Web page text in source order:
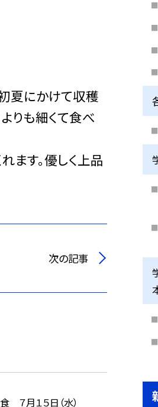
夏にかけて収穫
りも細くて食べ
ます。優しく上品
次の記事
７月１５日（水）